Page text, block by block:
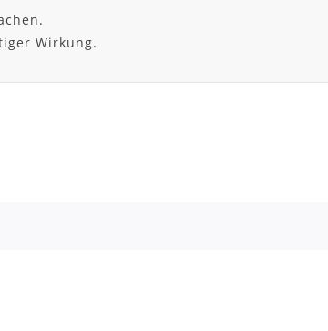
Wirkung.